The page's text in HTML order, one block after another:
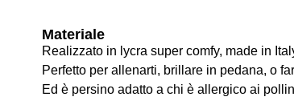
Materiale
Realizzato in lycra super comfy, made in
Perfetto per allenarti, brillare in pedana, o
Ed è persino adatto a chi è allergico ai